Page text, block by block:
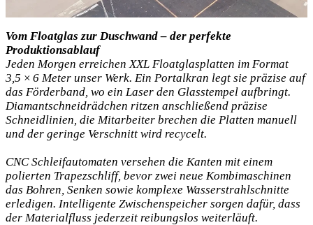
Vom Floatglas zur Duschwand – der perfekte
Produktionsablauf
Jeden Morgen erreichen XXL Floatglasplatten im Format
3,5 × 6 Meter unser Werk. Ein Portalkran legt sie präzise auf
das Förderband, wo ein Laser den Glasstempel aufbringt.
Diamantschneidrädchen ritzen anschließend präzise
Schneidlinien, die Mitarbeiter brechen die Platten manuell
und der geringe Verschnitt wird recycelt.
CNC Schleifautomaten versehen die Kanten mit einem
polierten Trapezschliff, bevor zwei neue Kombimaschinen
das Bohren, Senken sowie komplexe Wasserstrahlschnitte
erledigen. Intelligente Zwischenspeicher sorgen dafür, dass
der Materialfluss jederzeit reibungslos weiterläuft.